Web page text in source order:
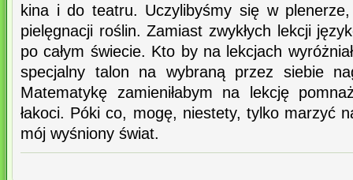
kina i do teatru. Uczylibyśmy się w
pielęgnacji roślin. Zamiast zwykłych lekcji
po całym świecie. Kto by na lekcjach
specjalny talon na wybraną przez siebie
Matematykę zamieniłabym na lekcję
łakoci. Póki co, mogę, niestety, tylko marzyć
mój wyśniony świat.